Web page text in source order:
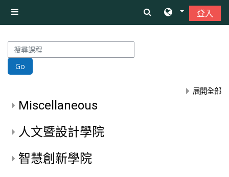
側板
登入
搜尋課程
Go
展開全部
Miscellaneous
人文暨設計學院
智慧創新學院